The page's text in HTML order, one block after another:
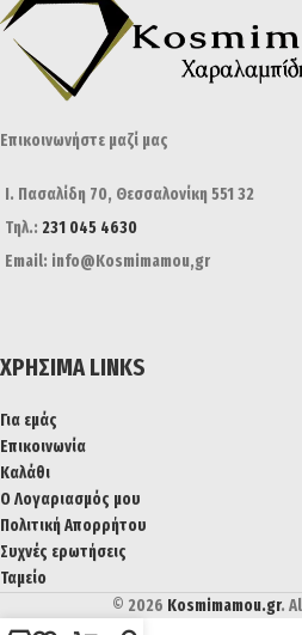
Επικοινωνήστε μαζί μας
Ι. Πασαλίδη 70, Θεσσαλονίκη 551 32
Τηλ.: 231 045 4630
Email: info@Kosmimamou,gr
ΧΡΉΣΙΜΑ LINKS
Για εμάς
Επικοινωνία
Καλάθι
Ο Λογαριασμός μου
Πολιτική Απορρήτου
Συχνές ερωτήσεις
Ταμείο
© 2026 Kosmimamou.gr.